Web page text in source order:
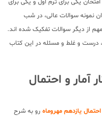
یکی برای ترم اول و یکی برای
نمونه سوالات عالی، در شب
از دیگر سوالات تفکیک شده اند.
درست و غلط و مسئله در این کتاب
آمار و احتمال
یازدهم مهروماه رو به شرح